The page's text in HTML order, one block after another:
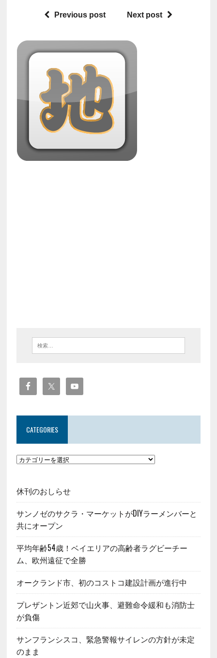
Previous post Next post
CATEGORIES
休刊のおしらせ
サンノゼのサクラ・マーケットがDIYラーメンバーと
共にオープン
平均年齢54歳！ベイエリアの高齢者ラグビーチー
ム、欧州遠征で全勝
オークランド市、初のコストコ建設計画が進行中
プレザントン近郊で山火事、避難命令緩和も消防士
が負傷
サンフランシスコ、緊急警報サイレンの方針が未定
のまま